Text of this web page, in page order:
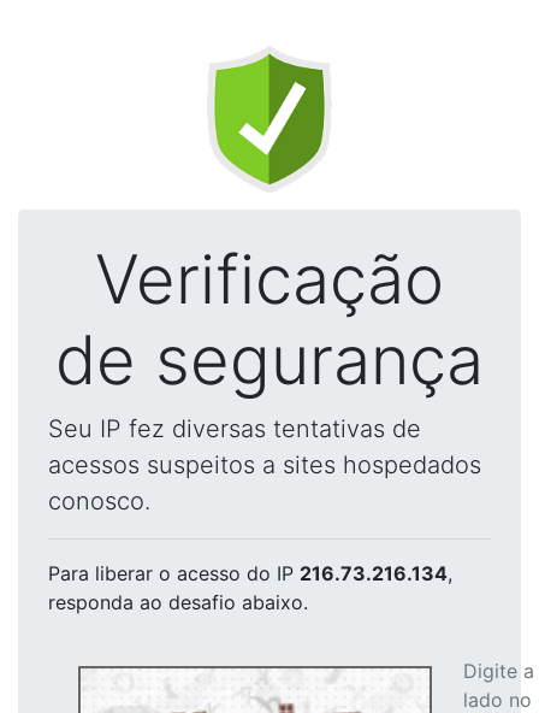
Verificação
de segurança
Seu IP fez diversas tentativas de
acessos suspeitos a sites hospedados
conosco.
Para liberar o acesso do IP 216.73.216.134,
responda ao desafio abaixo.
Digite
lado no